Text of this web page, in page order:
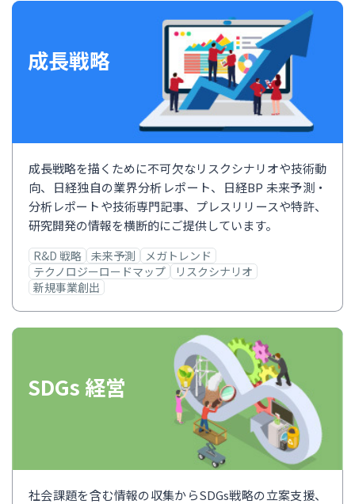
成長戦略
成長戦略を描くために不可欠なリスクシナリオや技術動
向、日経独自の業界分析レポート、日経BP 未来予測・
分析レポートや技術専門記事、プレスリリースや特許、
研究開発の情報を横断的にご提供しています。
R&D 戦略 未来予測
メガトレンド
テクノロジーロードマップ
リスクシナリオ
新規事業創出
SDGs 経営
社会課題を含む情報の収集からSDGs戦略の立案支援、